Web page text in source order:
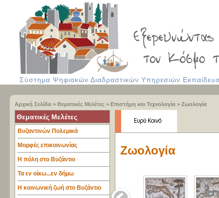
Σύστημα Ψηφιακών Διαδραστικών Υπηρεσιών
Αρχική Σελίδα > Θεματικές Μελέτες > Επιστήμη και Τεχνολογία > Ζωολογία
Θεματικές Μελέτες
Βυζαντινών Πολεμικά
Μορφές επικοινωνίας
Η πόλη στο Βυζάντιο
Τα εν οίκω...εν δήμω
Η κοινωνική ζωή στο Βυζάντιο
Ζωολογία